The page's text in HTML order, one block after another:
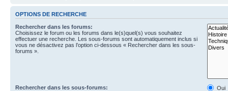
OPTIONS DE RECHERCHE
Rechercher dans les forums:
Choisissez le forum ou les forums dans le(s)quel(s) vous souhaitez
effectuer une recherche. Les sous-forums sont automatiquement inclus si
vous ne désactivez pas l’option ci-dessous « Rechercher dans les sous-
forums ».
Rechercher dans les sous-forums:
Oui